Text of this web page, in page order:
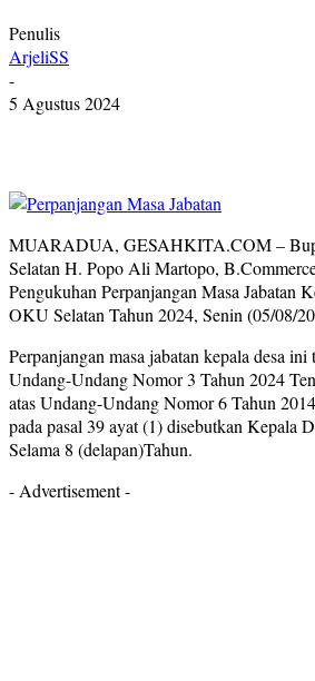
Penulis
ArjeliSS
-
5 Agustus 2024
MUARADUA, GESAHKITA.COM –
Selatan H. Popo Ali Martopo,
Pengukuhan Perpanjangan Masa Jabatan
OKU Selatan Tahun 2024, Senin (05/08/
Perpanjangan masa jabatan kepala desa
Undang-Undang Nomor 3 Tahun 2024
atas Undang-Undang Nomor 6 Tahun
pada pasal 39 ayat (1) disebutkan Kepala
Selama 8 (delapan)Tahun.
- Advertisement -